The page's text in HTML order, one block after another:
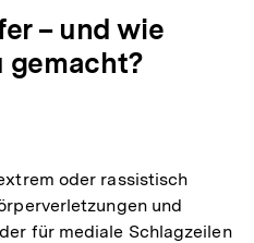
– und wie
gemacht?
oder rassistisch
und
für mediale Schlagzeilen